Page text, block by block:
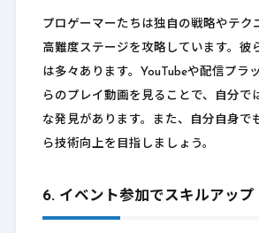
プロゲーマーたちは独自の戦略やテク
高難度ステージを攻略しています。彼
は多々あります。YouTubeや配信プラ
らのプレイ動画を見ることで、自分で
な発見があります。また、自分自身で
ら技術向上を目指しましょう。
6. イベント参加でスキルアップ